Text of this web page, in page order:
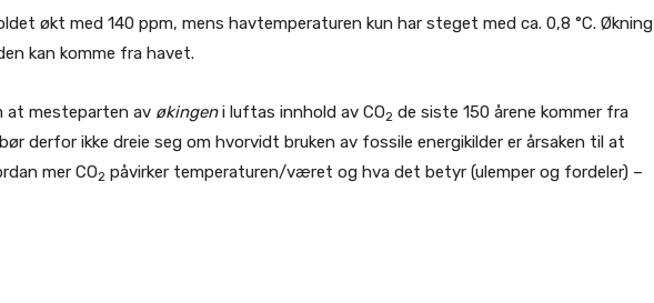
økt med 140 ppm, mens havtemperaturen kun har steget med ca. 0,8 °C. Økning
kan komme fra havet.
at mesteparten av økingeni luftas innhold av CO2 de siste 150 årene kommer fra
derfor ikke dreie seg om hvorvidt bruken av fossile energikilder er årsaken til at
mer CO2 påvirker temperaturen/været og hva det betyr (ulemper og fordeler) –